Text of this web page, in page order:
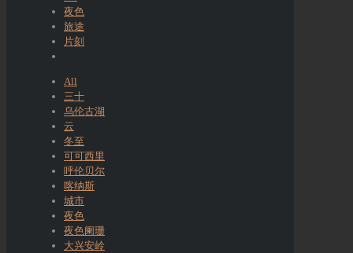
夜色
旅途
片刻
All
三十
乌伦古湖
云
冬至
可可西里
呼伦贝尔
喀纳斯
城市
夜色
夜色阑珊
大兴安岭